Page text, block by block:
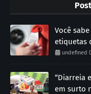
Você
etiquetas
undefined
“Diarreia
em surto